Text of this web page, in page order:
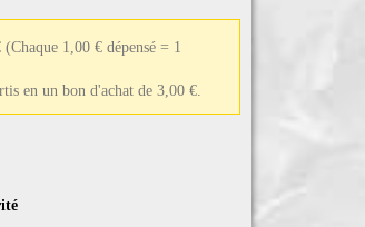
(Chaque 1,00 € dépensé = 1
en un bon d'achat de 3,00 €.